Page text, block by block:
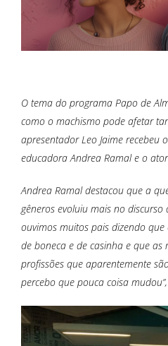
O tema do programa Papo de
como o machismo pode afetar
apresentador Leo Jaime recebeu
educadora Andrea Ramal e o
Andrea Ramal destacou que a
gêneros evoluiu mais no discurso
ouvimos muitos pais dizendo
de boneca e de casinha e que
profissões que aparentemente
percebo que pouca coisa